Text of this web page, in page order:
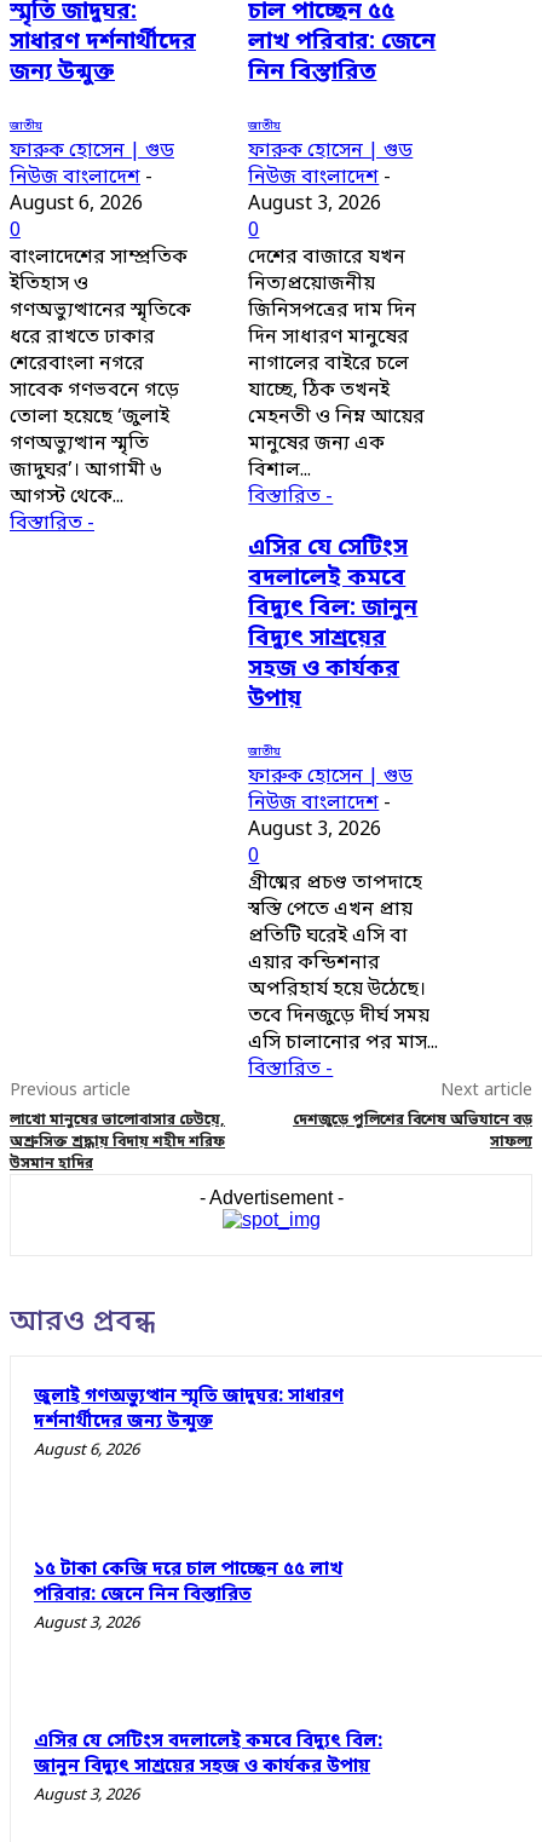
স্মৃতি জাদুঘর:
সাধারণ দর্শনার্থীদের
জন্য উন্মুক্ত
জাতীয়
ফারুক হোসেন | গুড
নিউজ বাংলাদেশ -
August 6, 2026
0
বাংলাদেশের সাম্প্রতিক
ইতিহাস ও
গণঅভ্যুত্থানের স্মৃতিকে
ধরে রাখতে ঢাকার
শেরেবাংলা নগরে
সাবেক গণভবনে গড়ে
তোলা হয়েছে ‘জুলাই
গণঅভ্যুত্থান স্মৃতি
জাদুঘর’। আগামী ৬
আগস্ট থেকে...
বিস্তারিত -
চাল পাচ্ছেন ৫৫
লাখ পরিবার: জেনে
নিন বিস্তারিত
জাতীয়
ফারুক হোসেন | গুড
নিউজ বাংলাদেশ -
August 3, 2026
0
দেশের বাজারে যখন
নিত্যপ্রয়োজনীয়
জিনিসপত্রের দাম দিন
দিন সাধারণ মানুষের
নাগালের বাইরে চলে
যাচ্ছে, ঠিক তখনই
মেহনতী ও নিম্ন আয়ের
মানুষের জন্য এক
বিশাল...
বিস্তারিত -
এসির যে সেটিংস
বদলালেই কমবে
বিদ্যুৎ বিল: জানুন
বিদ্যুৎ সাশ্রয়ের
সহজ ও কার্যকর
উপায়
জাতীয়
ফারুক হোসেন | গুড
নিউজ বাংলাদেশ -
August 3, 2026
0
গ্রীষ্মের প্রচণ্ড তাপদাহে
স্বস্তি পেতে এখন প্রায়
প্রতিটি ঘরেই এসি বা
এয়ার কন্ডিশনার
অপরিহার্য হয়ে উঠেছে।
তবে দিনজুড়ে দীর্ঘ সময়
এসি চালানোর পর মাস...
বিস্তারিত -
Previous article
লাখো মানুষের ভালোবাসার ঢেউয়ে,
অশ্রুসিক্ত শ্রদ্ধায় বিদায় শহীদ শরিফ
উসমান হাদির
Next article
দেশজুড়ে পুলিশের বিশেষ অভিযানে বড়
সাফল্য
- Advertisement -
আরও প্রবন্ধ
জুলাই গণঅভ্যুত্থান স্মৃতি জাদুঘর: সাধারণ
দর্শনার্থীদের জন্য উন্মুক্ত
August 6, 2026
১৫ টাকা কেজি দরে চাল পাচ্ছেন ৫৫ লাখ
পরিবার: জেনে নিন বিস্তারিত
August 3, 2026
এসির যে সেটিংস বদলালেই কমবে বিদ্যুৎ বিল:
জানুন বিদ্যুৎ সাশ্রয়ের সহজ ও কার্যকর উপায়
August 3, 2026